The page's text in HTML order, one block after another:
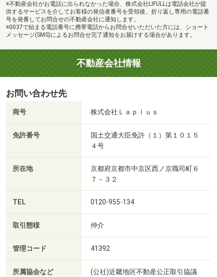
※不動産会社がお電話に出られなかった場合、株式会社LIFULLは電話会社が提
供するサービスを介してお客様の発信者番号を受領後、折り返し専用の電話番
号を発番してお問合せの不動産会社に通知します。
※0037で始まる電話番号に携帯電話からお問合せいただいた方には、ショート
メッセージ(SMS)によるお問合せ完了通知をお届けする場合があります。
不動産会社情報
お問い合わせ先
商号 株式会社Ｌａｐｌｕｓ
免許番号
国土交通大臣免許（１）第１０１５
４号
所在地
京都府京都市中京区西ノ京職司町６
７－３２
TEL 0120-955-134
取引態様 仲介
管理コード 41392
所属協会など
(公社)近畿地区不動産公正取引協議